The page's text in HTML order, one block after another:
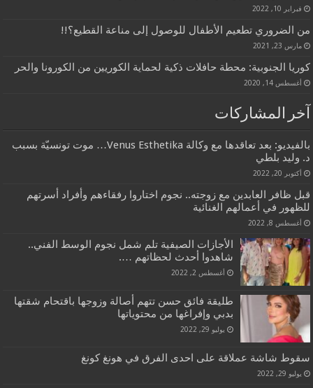
فبراير 10, 2022
من الضروري تطعيم الأطفال للوصول إلى مناعة القطيع؟!!
مارس 23, 2021
كوريا الجنوبية: محطة حافلات ذكية لحماية الكوريين من الكورونا والحر
أغسطس 14, 2020
آخر المشاركات
بالفيديو: بعد تعاقدها مع وكالة Venus Esthetika… موت تونسيّة بسبب
د. وليد بلطي
أكتوبر 20, 2022
قبل ظافر العابدين مع زوجته.. نجوم اختاروا رفقاءهم وأفراد أسرتهم
للظهور في أعمالهم الغنائية
أغسطس 8, 2022
الأجازات الصيفية تلم شمل نجوم الوسط الفني..
شاهدوا أحدث لحظاتهم ….
أغسطس 2, 2022
طليقة فائق حسن تتهم أصالة وزوجها باقتحام شقتها
بدبي وإفراغها من محتوياتها
يوليو 29, 2022
سقوط شاشة عملاقة على احدى الفرق في هونغ كونغ
يوليو 29, 2022